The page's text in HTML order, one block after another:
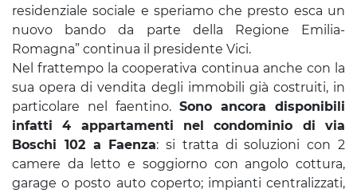
residenziale sociale e speriamo che presto esca un
nuovo bando da parte della Regione Emilia-
Romagna” continua il presidente Vici.
Nel frattempo la cooperativa continua anche con la
sua opera di vendita degli immobili già costruiti, in
particolare nel faentino. Sono ancora disponibili
infatti 4 appartamenti nel condominio di via
Boschi 102 a Faenza: si tratta di soluzioni con 2
camere da letto e soggiorno con angolo cottura,
garage o posto auto coperto; impianti centralizzati,